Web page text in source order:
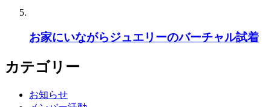
お家にいながらジュエリーのバーチャル試着
カテゴリー
お知らせ